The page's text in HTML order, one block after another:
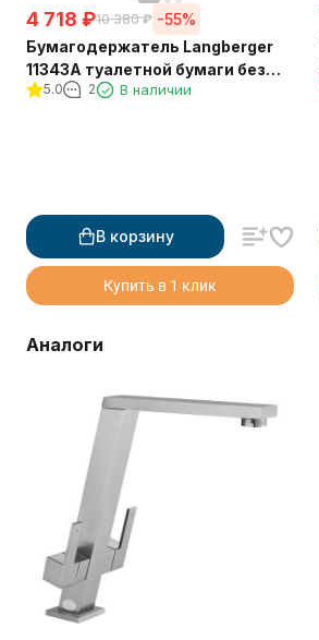
4 718 ₽10 380 ₽ -55%
Бумагодержатель Langberger
11343A туалетной бумаги без
крышки квадратный
5.0 2 В наличии
В корзину
Купить в 1 клик
Аналоги